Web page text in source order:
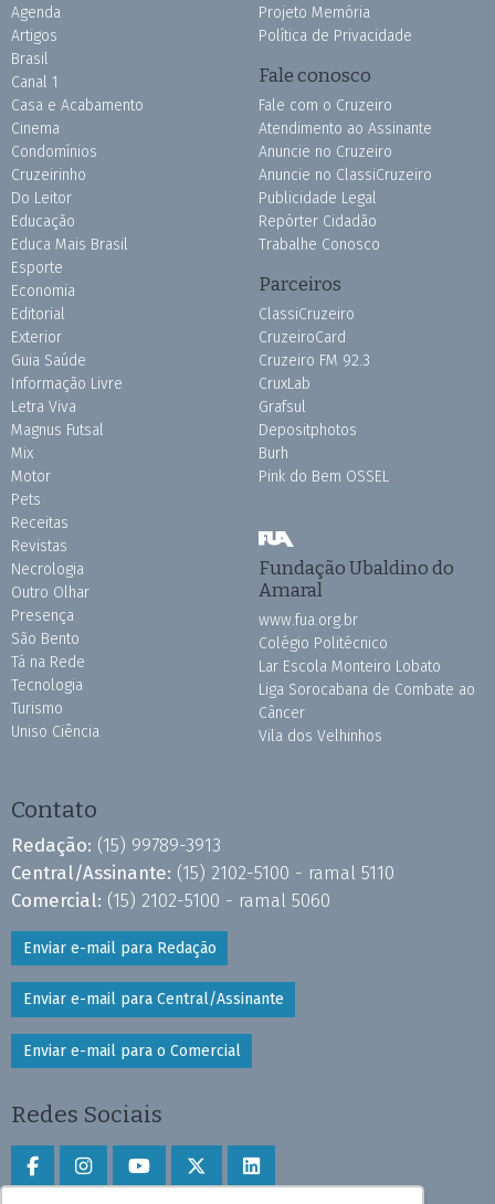
Agenda
Artigos
Brasil
Canal 1
Casa e Acabamento
Cinema
Condomínios
Cruzeirinho
Do Leitor
Educação
Educa Mais Brasil
Esporte
Economia
Editorial
Exterior
Guia Saúde
Informação Livre
Letra Viva
Magnus Futsal
Mix
Motor
Pets
Receitas
Revistas
Necrologia
Outro Olhar
Presença
São Bento
Tá na Rede
Tecnologia
Turismo
Uniso Ciência
Projeto Memória
Política de Privacidade
Fale conosco
Fale com o Cruzeiro
Atendimento ao Assinante
Anuncie no Cruzeiro
Anuncie no ClassiCruzeiro
Publicidade Legal
Repórter Cidadão
Trabalhe Conosco
Parceiros
ClassiCruzeiro
CruzeiroCard
Cruzeiro FM 92.3
CruxLab
Grafsul
Depositphotos
Burh
Pink do Bem OSSEL
Fundação Ubaldino do
Amaral
www.fua.org.br
Colégio Politécnico
Lar Escola Monteiro Lobato
Liga Sorocabana de Combate ao
Câncer
Vila dos Velhinhos
Contato
Redação: (15) 99789-3913
Central/Assinante: (15) 2102-5100 - ramal 5110
Comercial: (15) 2102-5100 - ramal 5060
Enviar e-mail para Redação
Enviar e-mail para Central/Assinante
Enviar e-mail para o Comercial
Redes Sociais